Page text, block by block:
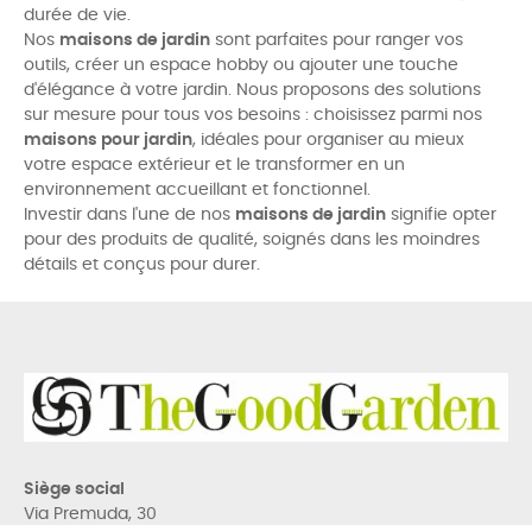
durée de vie.
Nos maisons de jardin sont parfaites pour ranger vos
outils, créer un espace hobby ou ajouter une touche
d'élégance à votre jardin. Nous proposons des solutions
sur mesure pour tous vos besoins : choisissez parmi nos
maisons pour jardin, idéales pour organiser au mieux
votre espace extérieur et le transformer en un
environnement accueillant et fonctionnel.
Investir dans l'une de nos maisons de jardin signifie opter
pour des produits de qualité, soignés dans les moindres
détails et conçus pour durer.
Siège social
Via Premuda, 30